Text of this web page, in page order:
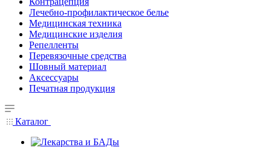
Лечебно-профилактическое белье
Медицинская техника
Медицинские изделия
Репелленты
Перевязочные средства
Шовный материал
Аксессуары
Печатная продукция
Каталог